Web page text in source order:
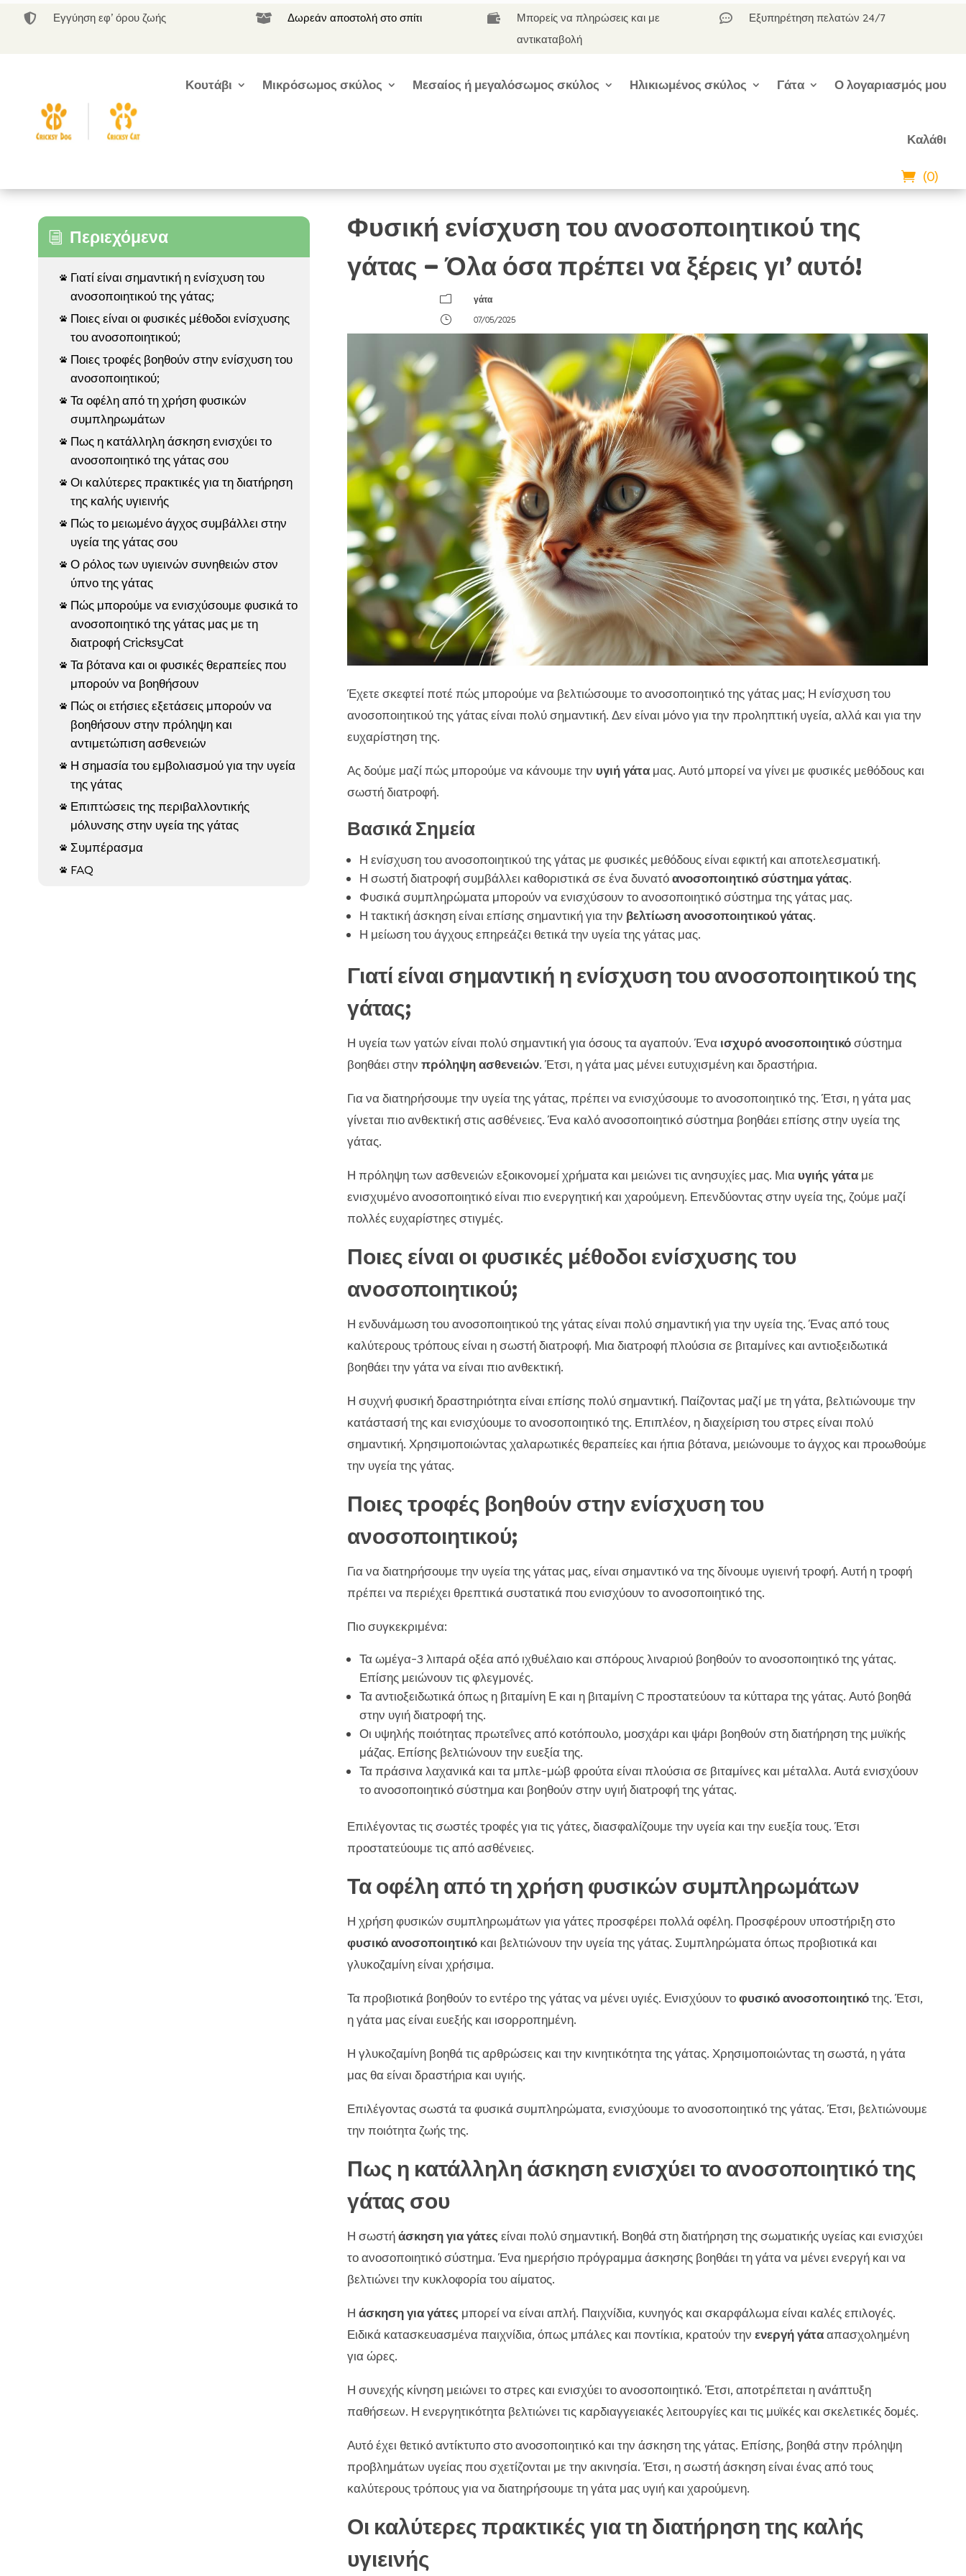
 Εγγύηση εφ’ όρου ζωής  Δωρεάν αποστολή στο σπίτι 
Μπορείς να πληρώσεις και με
αντικαταβολή
 Εξυπηρέτηση πελατών 24/7
Κουτάβι Μικρόσωμος σκύλος Μεσαίος ή μεγαλόσωμος σκύλος Ηλικιωμένος σκύλος Γάτα Ο λογαριασμός μου
Καλάθι
(0)
i Περιεχόμενα

Γιατί είναι σημαντική η ενίσχυση του
ανοσοποιητικού της γάτας;

Ποιες είναι οι φυσικές μέθοδοι ενίσχυσης
του ανοσοποιητικού;

Ποιες τροφές βοηθούν στην ενίσχυση του
ανοσοποιητικού;
 Τα οφέλη από τη χρήση φυσικών
συμπληρωμάτων

Πως η κατάλληλη άσκηση ενισχύει το
ανοσοποιητικό της γάτας σου
 Οι καλύτερες πρακτικές για τη διατήρηση
της καλής υγιεινής

Πώς το μειωμένο άγχος συμβάλλει στην
υγεία της γάτας σου
 Ο ρόλος των υγιεινών συνηθειών στον
ύπνο της γάτας

Πώς μπορούμε να ενισχύσουμε φυσικά το
ανοσοποιητικό της γάτας μας με τη
διατροφή CricksyCat
 Τα βότανα και οι φυσικές θεραπείες που
μπορούν να βοηθήσουν

Πώς οι ετήσιες εξετάσεις μπορούν να
βοηθήσουν στην πρόληψη και
αντιμετώπιση ασθενειών

Η σημασία του εμβολιασμού για την υγεία
της γάτας

Επιπτώσεις της περιβαλλοντικής
μόλυνσης στην υγεία της γάτας
 Συμπέρασμα
 FAQ
Φυσική ενίσχυση του ανοσοποιητικού της
γάτας – Όλα όσα πρέπει να ξέρεις γι’ αυτό!
m
γάτα
}
07/05/2025
Έχετε σκεφτεί ποτέ πώς μπορούμε να βελτιώσουμε το ανοσοποιητικό της γάτας μας; Η ενίσχυση του
ανοσοποιητικού της γάτας είναι πολύ σημαντική. Δεν είναι μόνο για την προληπτική υγεία, αλλά και για την
ευχαρίστηση της.
Ας δούμε μαζί πώς μπορούμε να κάνουμε την υγιή γάταμας. Αυτό μπορεί να γίνει με φυσικές μεθόδους και
σωστή διατροφή.
Βασικά Σημεία
Η ενίσχυση του ανοσοποιητικού της γάτας με φυσικές μεθόδους είναι εφικτή και αποτελεσματική.
Η σωστή διατροφή συμβάλλει καθοριστικά σε ένα δυνατόανοσοποιητικό σύστημα γάτας.
Φυσικά συμπληρώματα μπορούν να ενισχύσουν το ανοσοποιητικό σύστημα της γάτας μας.
Η τακτική άσκηση είναι επίσης σημαντική για την βελτίωση ανοσοποιητικού γάτας.
Η μείωση του άγχους επηρεάζει θετικά την υγεία της γάτας μας.
Γιατί είναι σημαντική η ενίσχυση του ανοσοποιητικού της
γάτας;
Η υγεία των γατών είναι πολύ σημαντική για όσους τα αγαπούν. Ένα ισχυρό ανοσοποιητικόσύστημα
βοηθάει στην πρόληψη ασθενειών. Έτσι, η γάτα μας μένει ευτυχισμένη και δραστήρια.
Για να διατηρήσουμε την υγεία της γάτας, πρέπει να ενισχύσουμε το ανοσοποιητικό της. Έτσι, η γάτα μας
γίνεται πιο ανθεκτική στις ασθένειες. Ένα καλό ανοσοποιητικό σύστημα βοηθάει επίσης στην υγεία της
γάτας.
Η πρόληψη των ασθενειών εξοικονομεί χρήματα και μειώνει τις ανησυχίες μας. Μια υγιής γάταμε
ενισχυμένο ανοσοποιητικό είναι πιο ενεργητική και χαρούμενη. Επενδύοντας στην υγεία της, ζούμε μαζί
πολλές ευχαρίστηες στιγμές.
Ποιες είναι οι φυσικές μέθοδοι ενίσχυσης του
ανοσοποιητικού;
Η ενδυνάμωση του ανοσοποιητικού της γάτας είναι πολύ σημαντική για την υγεία της. Ένας από τους
καλύτερους τρόπους είναι η σωστή διατροφή. Μια διατροφή πλούσια σε βιταμίνες και αντιοξειδωτικά
βοηθάει την γάτα να είναι πιο ανθεκτική.
Η συχνή φυσική δραστηριότητα είναι επίσης πολύ σημαντική. Παίζοντας μαζί με τη γάτα, βελτιώνουμε την
κατάστασή της και ενισχύουμε το ανοσοποιητικό της. Επιπλέον, η διαχείριση του στρες είναι πολύ
σημαντική. Χρησιμοποιώντας χαλαρωτικές θεραπείες και ήπια βότανα, μειώνουμε το άγχος και προωθούμε
την υγεία της γάτας.
Ποιες τροφές βοηθούν στην ενίσχυση του
ανοσοποιητικού;
Για να διατηρήσουμε την υγεία της γάτας μας, είναι σημαντικό να της δίνουμε υγιεινή τροφή. Αυτή η τροφή
πρέπει να περιέχει θρεπτικά συστατικά που ενισχύουν το ανοσοποιητικό της.
Πιο συγκεκριμένα:
Τα ωμέγα-3 λιπαρά οξέα από ιχθυέλαιο και σπόρους λιναριού βοηθούν το ανοσοποιητικό της γάτας.
Επίσης μειώνουν τις φλεγμονές.
Τα αντιοξειδωτικά όπως η βιταμίνη Ε και η βιταμίνη C προστατεύουν τα κύτταρα της γάτας. Αυτό βοηθά
στην υγιή διατροφή της.
Οι υψηλής ποιότητας πρωτεΐνες από κοτόπουλο, μοσχάρι και ψάρι βοηθούν στη διατήρηση της μυϊκής
μάζας. Επίσης βελτιώνουν την ευεξία της.
Τα πράσινα λαχανικά και τα μπλε-μώβ φρούτα είναι πλούσια σε βιταμίνες και μέταλλα. Αυτά ενισχύουν
το ανοσοποιητικό σύστημα και βοηθούν στην υγιή διατροφή της γάτας.
Επιλέγοντας τις σωστές τροφές για τις γάτες, διασφαλίζουμε την υγεία και την ευεξία τους. Έτσι
προστατεύουμε τις από ασθένειες.
Τα οφέλη από τη χρήση φυσικών συμπληρωμάτων
Η χρήση φυσικών συμπληρωμάτων για γάτες προσφέρει πολλά οφέλη. Προσφέρουν υποστήριξη στο
φυσικό ανοσοποιητικόκαι βελτιώνουν την υγεία της γάτας. Συμπληρώματα όπως προβιοτικά και
γλυκοζαμίνη είναι χρήσιμα.
Τα προβιοτικά βοηθούν το εντέρο της γάτας να μένει υγιές. Ενισχύουν τοφυσικό ανοσοποιητικότης. Έτσι,
η γάτα μας είναι ευεξής και ισορροπημένη.
Η γλυκοζαμίνη βοηθά τις αρθρώσεις και την κινητικότητα της γάτας. Χρησιμοποιώντας τη σωστά, η γάτα
μας θα είναι δραστήρια και υγιής.
Επιλέγοντας σωστά τα φυσικά συμπληρώματα, ενισχύουμε το ανοσοποιητικό της γάτας. Έτσι, βελτιώνουμε
την ποιότητα ζωής της.
Πως η κατάλληλη άσκηση ενισχύει το ανοσοποιητικό της
γάτας σου
Η σωστήάσκηση για γάτες είναι πολύ σημαντική. Βοηθά στη διατήρηση της σωματικής υγείας και ενισχύει
το ανοσοποιητικό σύστημα. Ένα ημερήσιο πρόγραμμα άσκησης βοηθάει τη γάτα να μένει ενεργή και να
βελτιώνει την κυκλοφορία του αίματος.
Η άσκηση για γάτες μπορεί να είναι απλή. Παιχνίδια, κυνηγός και σκαρφάλωμα είναι καλές επιλογές.
Ειδικά κατασκευασμένα παιχνίδια, όπως μπάλες και ποντίκια, κρατούν την ενεργή γάτααπασχολημένη
για ώρες.
Η συνεχής κίνηση μειώνει το στρες και ενισχύει το ανοσοποιητικό. Έτσι, αποτρέπεται η ανάπτυξη
παθήσεων. Η ενεργητικότητα βελτιώνει τις καρδιαγγειακές λειτουργίες και τις μυϊκές και σκελετικές δομές.
Αυτό έχει θετικό αντίκτυπο στο ανοσοποιητικό και την άσκηση της γάτας. Επίσης, βοηθά στην πρόληψη
προβλημάτων υγείας που σχετίζονται με την ακινησία. Έτσι, η σωστή άσκηση είναι ένας από τους
καλύτερους τρόπους για να διατηρήσουμε τη γάτα μας υγιή και χαρούμενη.
Οι καλύτερες πρακτικές για τη διατήρηση της καλής
υγιεινής